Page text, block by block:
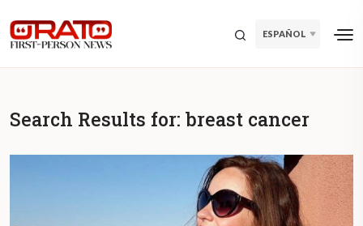
ESPAÑOL
Search Results for: breast cancer